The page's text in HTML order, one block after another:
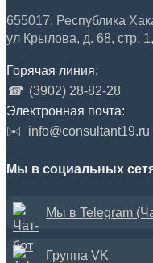
655017, Республика
ул Крылова, д. 68, стр.
Горячая линия:
☎ (3902) 28-82-28
Электронная почта:
✉️
info@consultant19.ru
Мы в социальных
Мы в Telegram
Группа VK